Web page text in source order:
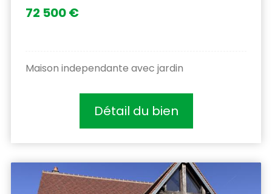
72 500 €
Maison independante avec jardin
Détail du bien